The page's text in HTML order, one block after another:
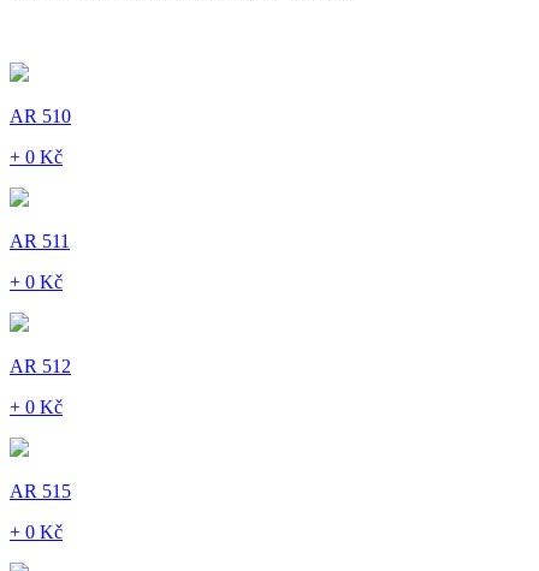
AR 510
+ 0 Kč
AR 511
+ 0 Kč
AR 512
+ 0 Kč
AR 515
+ 0 Kč